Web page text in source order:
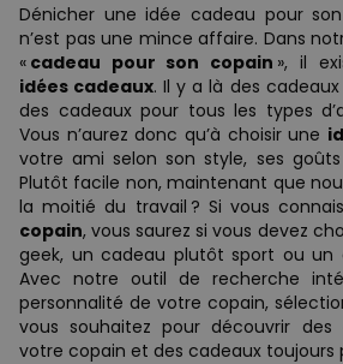
Dénicher une idée cadeau pour
n’est pas une mince affaire. Dans
« cadeau pour son copain », il
idées cadeaux. Il y a là des
des cadeaux pour tous les types
Vous n’aurez donc qu’à choisir une
votre ami selon son style, ses
Plutôt facile non, maintenant que
la moitié du travail ? Si vous
copain, vous saurez si vous devez
geek, un cadeau plutôt sport ou un
Avec notre outil de recherche
personnalité de votre copain,
vous souhaitez pour découvrir
votre copain et des cadeaux toujours